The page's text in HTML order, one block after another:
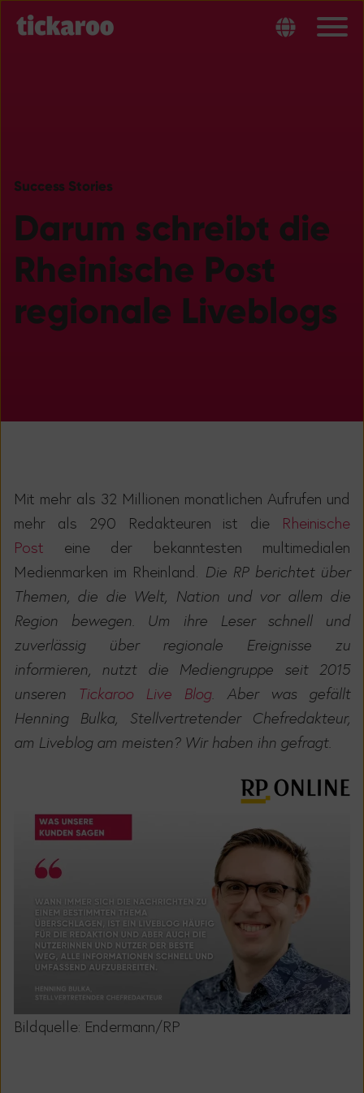
Success Stories
Darum schreibt die
Rheinische Post
regionale Liveblogs
Mit mehr als 32 Millionen monatlichen Aufrufen und
mehr als 290 Redakteuren ist die Rheinische
Post
eine der bekanntesten multimedialen
Medienmarken im Rheinland. Die RP berichtet über
Themen, die die Welt, Nation und vor allem die
Region bewegen. Um ihre Leser schnell und
zuverlässig über regionale Ereignisse zu
informieren, nutzt die Mediengruppe seit 2015
unseren
Tickaroo Live Blog. Aber was gefällt
Henning Bulka, Stellvertretender Chefredakteur,
am Liveblog am meisten? Wir haben ihn gefragt.
Bildquelle: Endermann/RP